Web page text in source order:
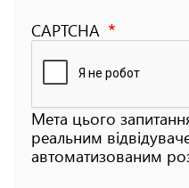
CAPTCHA
Мета цього
реальним
автоматизованим